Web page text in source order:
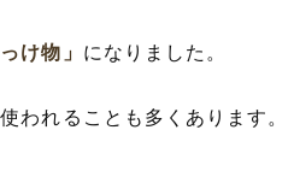
っけ物」 になりました。
われることも多くあります。